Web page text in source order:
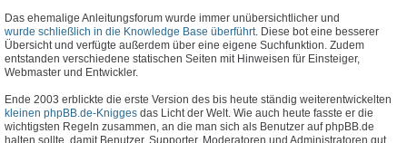
Das ehemalige Anleitungsforum wurde immer unübersichtlicher und
wurde schließlich in die Knowledge Base überführt. Diese bot eine besserer
Übersicht und verfügte außerdem über eine eigene Suchfunktion. Zudem
entstanden verschiedene statischen Seiten mit Hinweisen für Einsteiger,
Webmaster und Entwickler.
Ende 2003 erblickte die erste Version des bis heute ständig weiterentwickelten
kleinen phpBB.de-Knigges das Licht der Welt. Wie auch heute fasste er die
wichtigsten Regeln zusammen, an die man sich als Benutzer auf phpBB.de
halten sollte, damit Benutzer, Supporter, Moderatoren und Administratoren gut